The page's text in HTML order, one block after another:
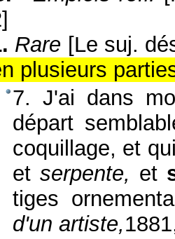
Rare [Le suj.
plusieurs
7. J'ai dans
départ
coquillage, et
et serpente, et
tiges
d'un artiste,1881